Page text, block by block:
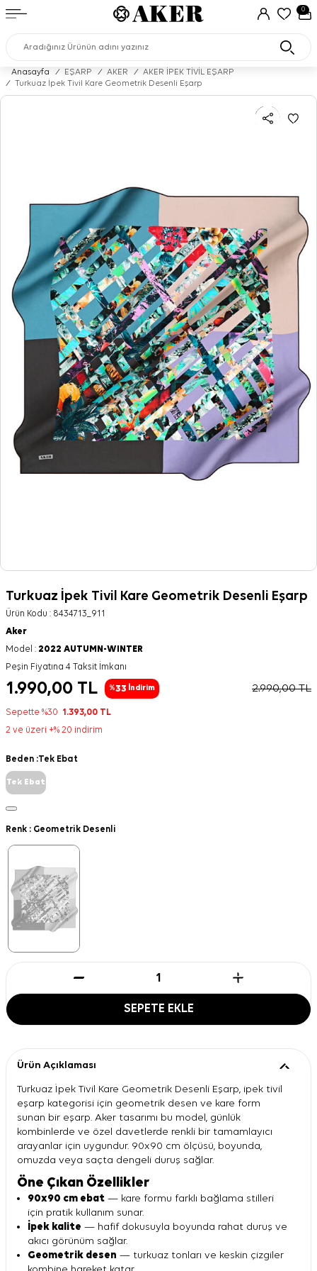
0
Anasayfa / EŞARP / AKER /
AKER İPEK TİVİL EŞARP
/
Turkuaz İpek Tivil Kare Geometrik Desenli Eşarp
Turkuaz İpek Tivil Kare Geometrik Desenli Eşarp
Ürün Kodu : 8434713_911
Aker
Model : 2022 AUTUMN-WINTER
Peşin Fiyatına 4 Taksit İmkanı
1.990,00 TL %33 İndirim 2.990,00TL
Sepette %30 1.393,00 TL
2 ve üzeri +% 20 indirim
Beden :Tek Ebat
Tek Ebat
Renk : Geometrik Desenli
SEPETE EKLE
Ürün Açıklaması
Turkuaz İpek Tivil Kare Geometrik Desenli Eşarp, ipek tivil
eşarp kategorisi için geometrik desen ve kare form
sunan bir eşarp. Aker tasarımı bu model, günlük
kombinlerde ve özel davetlerde renkli bir tamamlayıcı
arayanlar için uygundur. 90x90 cm ölçüsü, boyunda,
omuzda veya saçta dengeli duruş sağlar.
Öne Çıkan Özellikler
90x90 cm ebat — kare formu farklı bağlama stilleri
için pratik kullanım sunar.
İpek kalite — hafif dokusuyla boyunda rahat duruş ve
akıcı görünüm sağlar.
Geometrik desen — turkuaz tonları ve keskin çizgiler